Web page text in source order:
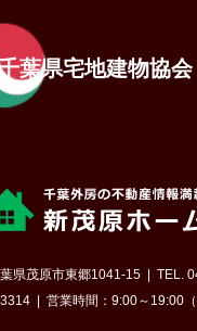
千葉県宅地建物協会
県茂原市東郷1041-15
TEL.
営業時間：9:00～19:00（